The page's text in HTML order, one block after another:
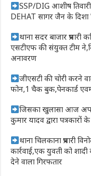
SSP/DIG आशीष
DEHAT सागर जैन के दिशा
थाना सदर बाजार
एसटीएफ की संयुक्त टीम
अनावरण
जीएसटी की चोरी करने
फोन,1 चैक बुक,पेनकार्ड
जिसका खुलासा आज अपर
कुमार यादव द्वारा पत्रकारों
थाना चिलकाना प्रभारी
कार्रवाई,एक युवती को
देने वाला गिरफतार